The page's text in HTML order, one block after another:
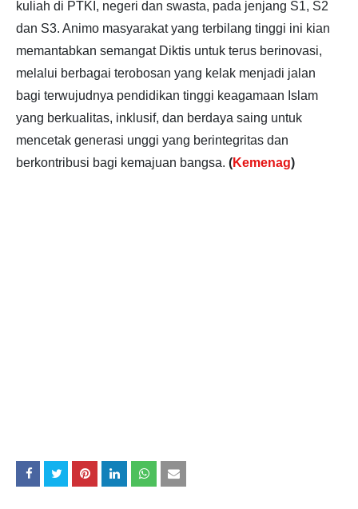
kuliah di PTKI, negeri dan swasta, pada jenjang S1, S2
dan S3. Animo masyarakat yang terbilang tinggi ini kian
memantabkan semangat Diktis untuk terus berinovasi,
melalui berbagai terobosan yang kelak menjadi jalan
bagi terwujudnya pendidikan tinggi keagamaan Islam
yang berkualitas, inklusif, dan berdaya saing untuk
mencetak generasi unggi yang berintegritas dan
berkontribusi bagi kemajuan bangsa. (Kemenag)